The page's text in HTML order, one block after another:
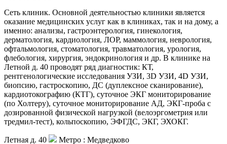
Сеть клиник. Основной деятельностью клиники является
оказание медицинских услуг как в клиниках, так и на дому, а
именно: анализы, гастроэнтерология, гинекология,
дерматология, кардиология, ЛОР, маммология, неврология,
офтальмология, стоматология, травматология, урология,
флебология, хирургия, эндокринология и др. В клинике на
Летной д. 40 проводят ряд диагностик: КТ,
рентгенологические исследования УЗИ, 3D УЗИ, 4D УЗИ,
биопсию, гастроскопию, ДС (дуплексное сканирование),
кардиотокографию (КТГ), суточное ЭКГ мониторирование
(по Холтеру), суточное мониторирование АД, ЭКГ-проба с
дозированной физической нагрузкой (велоэргометрия или
тредмил-тест), кольпоскопию, ЭФГДС, ЭКГ, ЭХОКГ.
Летная д. 40 Метро : Медведково